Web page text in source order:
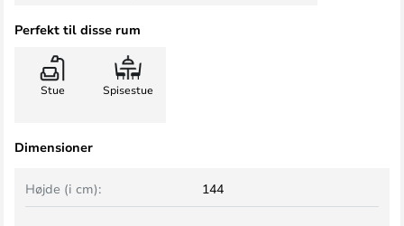
Perfekt til disse rum
Stue Spisestue
Dimensioner
Højde (i cm): 144